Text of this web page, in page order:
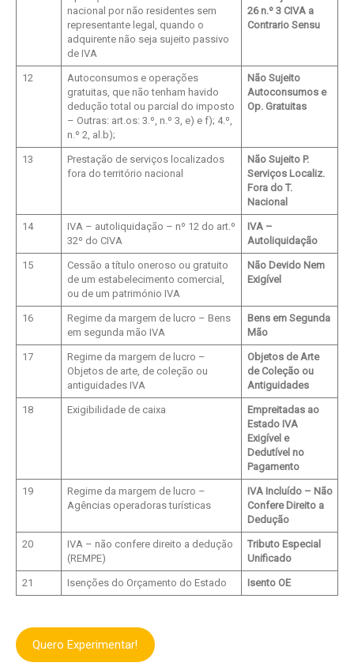
nacional por não residentes sem
representante legal, quando o
adquirente não seja sujeito passivo
de IVA
26 n.º 3 CIVA a
Contrario Sensu
12
Autoconsumos e operações
gratuitas, que não tenham havido
dedução total ou parcial do imposto
– Outras: art.os: 3.º, n.º 3, e) e f); 4.º,
n.º 2, al.b);
Não Sujeito
Autoconsumos e
Op. Gratuitas
13
Prestação de serviços localizados
fora do território nacional
Não Sujeito P.
Serviços Localiz.
Fora do T.
Nacional
14
IVA – autoliquidação – nº 12 do art.º
32º do CIVA
IVA –
Autoliquidação
15
Cessão a título oneroso ou gratuito
de um estabelecimento comercial,
ou de um património IVA
Não Devido Nem
Exigível
16
Regime da margem de lucro – Bens
em segunda mão IVA
Bens em Segunda
Mão
17
Regime da margem de lucro –
Objetos de arte, de coleção ou
antiguidades IVA
Objetos de Arte
de Coleção ou
Antiguidades
18 Exigibilidade de caixa
Empreitadas ao
Estado IVA
Exigível e
Dedutível no
Pagamento
19
Regime da margem de lucro –
Agências operadoras turísticas
IVA Incluído – Não
Confere Direito a
Dedução
20
IVA – não confere direito a dedução
(REMPE)
Tributo Especial
Unificado
21 Isenções do Orçamento do Estado Isento OE
Quero Experimentar!